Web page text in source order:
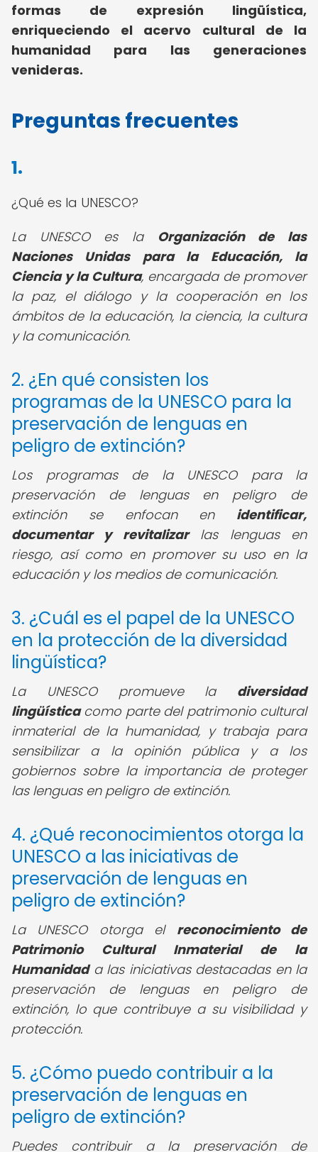
formas de expresión lingüística,
enriqueciendo el acervo cultural de la
humanidad para las generaciones
venideras.
Preguntas frecuentes
1.
¿Qué es la UNESCO?
La UNESCO es la Organización de las
Naciones Unidas para la Educación, la
Ciencia y la Cultura, encargada de promover
la paz, el diálogo y la cooperación en los
ámbitos de la educación, la ciencia, la cultura
y la comunicación.
2. ¿En qué consisten los
programas de la UNESCO para la
preservación de lenguas en
peligro de extinción?
Los programas de la UNESCO para la
preservación de lenguas en peligro de
extinción se enfocan en identificar,
documentar y revitalizarlas lenguas en
riesgo, así como en promover su uso en la
educación y los medios de comunicación.
3. ¿Cuál es el papel de la UNESCO
en la protección de la diversidad
lingüística?
La UNESCO promueve la diversidad
lingüísticacomo parte del patrimonio cultural
inmaterial de la humanidad, y trabaja para
sensibilizar a la opinión pública y a los
gobiernos sobre la importancia de proteger
las lenguas en peligro de extinción.
4. ¿Qué reconocimientos otorga la
UNESCO a las iniciativas de
preservación de lenguas en
peligro de extinción?
La UNESCO otorga el reconocimiento de
Patrimonio Cultural Inmaterial de la
Humanidada las iniciativas destacadas en la
preservación de lenguas en peligro de
extinción, lo que contribuye a su visibilidad y
protección.
5. ¿Cómo puedo contribuir a la
preservación de lenguas en
peligro de extinción?
Puedes contribuir a la preservación de